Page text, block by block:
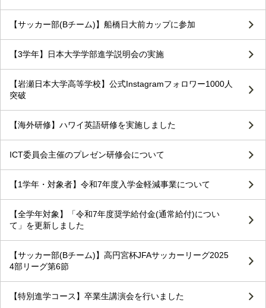
【サッカー部(Bチーム)】船橋日大前カップに参加
【3学年】日本大学学部進学説明会の実施
【岩瀬日本大学高等学校】公式Instagramフォロワー1000人
突破
【海外研修】ハワイ英語研修を実施しました
ICT委員会主催のプレゼン研修会について
【1学年・対象者】令和7年度入学金軽減事業について
【全学年対象】「令和7年度奨学給付金(通常給付)につい
て」を更新しました
【サッカー部(Bチーム)】高円宮杯JFAサッカーリーグ2025
4部リーグ第6節
【特別進学コース】卒業生講演会を行いました